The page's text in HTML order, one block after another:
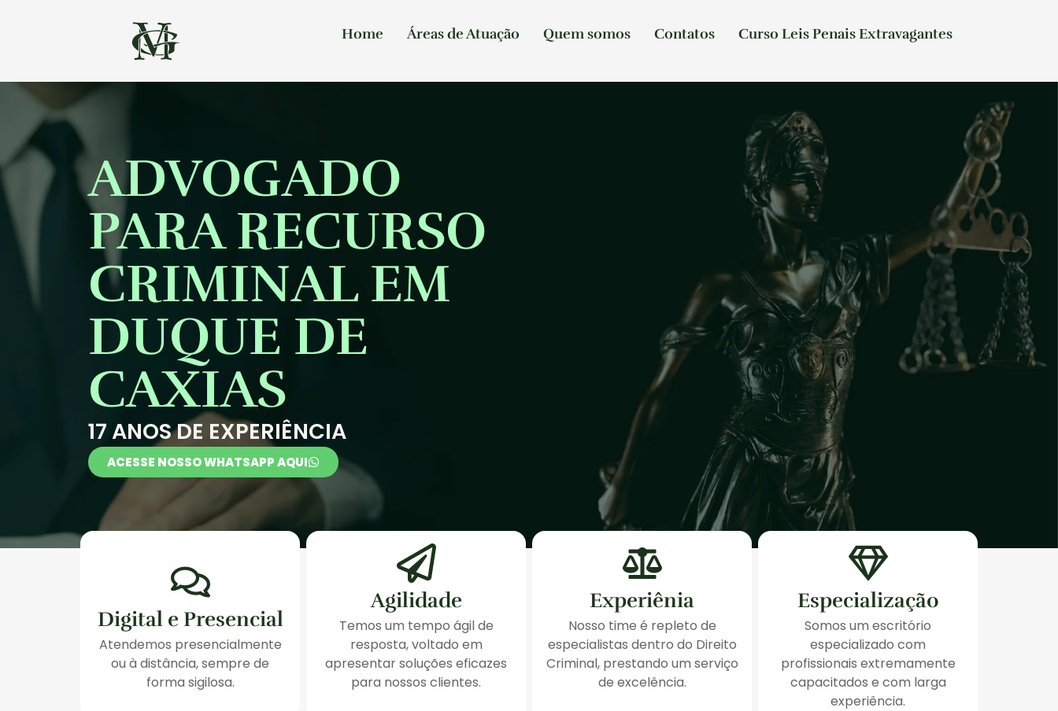
Home Áreas de Atuação Quem somos Contatos Curso Leis Penais Extravagantes
ADVOGADO
PARA RECURSO
CRIMINAL EM
DUQUE DE
CAXIAS
17 ANOS DE EXPERIÊNCIA
ACESSE NOSSO WHATSAPP AQUI
Digital e Presencial
Atendemos presencialmente
ou à distância, sempre de
forma sigilosa.
Agilidade
Temos um tempo ágil de
resposta, voltado em
apresentar soluções eficazes
para nossos clientes.
Experiênia
Nosso time é repleto de
especialistas dentro do Direito
Criminal, prestando um serviço
de excelência.
Especialização
Somos um escritório
especializado com
profissionais extremamente
capacitados e com larga
experiência.